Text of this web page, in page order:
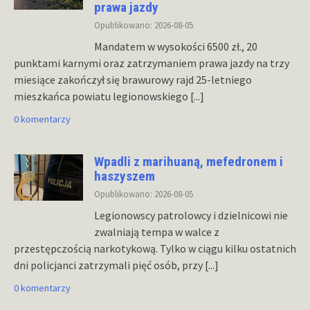
prawa jazdy
Opublikowano: 2026-08-05
Mandatem w wysokości 6500 zł., 20
punktami karnymi oraz zatrzymaniem prawa jazdy na trzy
miesiące zakończył się brawurowy rajd 25-letniego
mieszkańca powiatu legionowskiego [...]
0 komentarzy
Wpadli z marihuaną, mefedronem i
haszyszem
Opublikowano: 2026-08-05
Legionowscy patrolowcy i dzielnicowi nie
zwalniają tempa w walce z
przestępczością narkotykową. Tylko w ciągu kilku ostatnich
dni policjanci zatrzymali pięć osób, przy [...]
0 komentarzy